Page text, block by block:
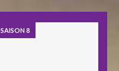
SAISON 8